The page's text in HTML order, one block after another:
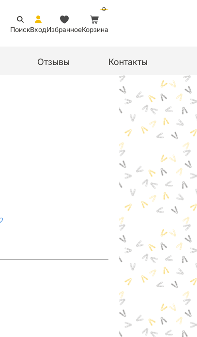
ПоискВходИзбранное
0
Корзина
Отзывы Контакты